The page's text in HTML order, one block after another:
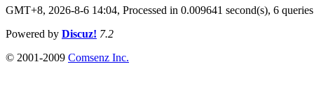
GMT+8, 2026-8-6 14:04, Processed in 0.009641 second(s), 6 queries
Powered by Discuz! 7.2
© 2001-2009 Comsenz Inc.